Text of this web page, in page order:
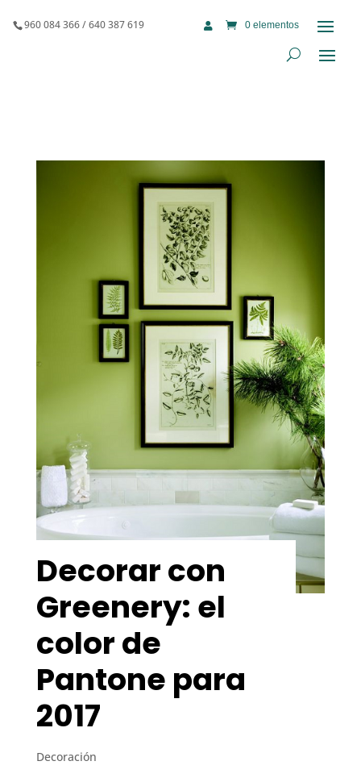
960 084 366 / 640 387 619 0 elementos

Decorar con
Greenery: el
color de
Pantone para
2017
Decoración